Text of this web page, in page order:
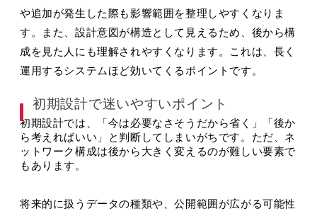
や追加が発生した際も影響範囲を整理しやすくなりま
す。また、設計意図が構造として見えるため、後から構
成を見た人にも理解されやすくなります。これは、長く
運用するシステムほど効いてくるポイントです。
初期設計で迷いやすいポイント
初期設計では、「今は必要なさそうだから省く」「後か
ら考えればいい」と判断してしまいがちです。ただ、ネ
ットワーク構成は後から大きく変えるのが難しい要素で
もあります。
将来的に扱うデータの種類や、公開範囲が広がる可能性